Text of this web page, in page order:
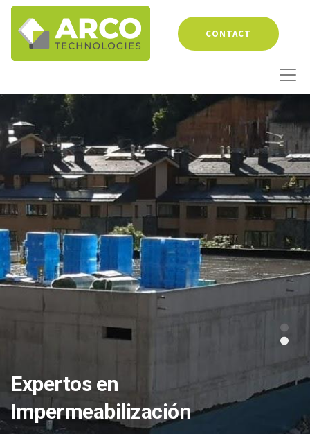
CONTACT
Expertos en
Impermeabilización